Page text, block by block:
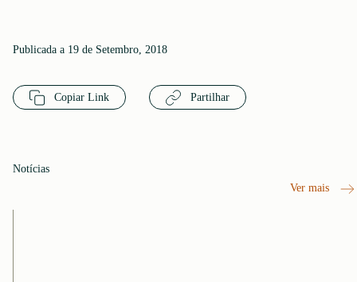
Publicada a 19 de Setembro, 2018
Copiar Link Partilhar
Notícias
Ver mais